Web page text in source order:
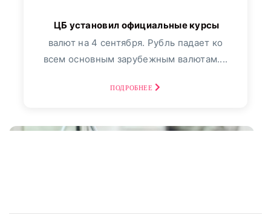
валют на 4 сентября. Рубль падает ко
всем основным зарубежным валютам....
ПОДРОБНЕЕ